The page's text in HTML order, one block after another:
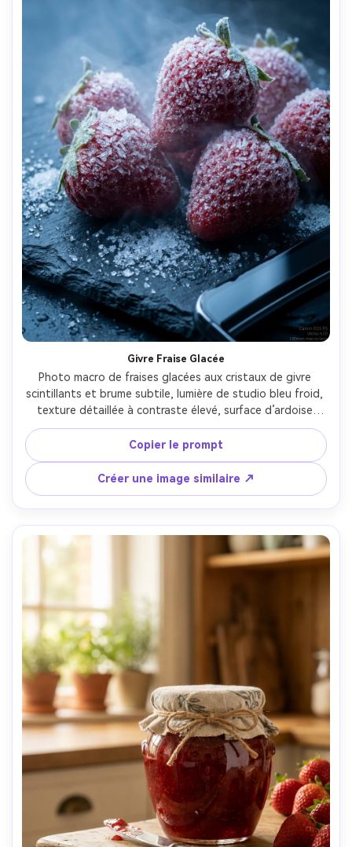
Givre Fraise Glacée
Photo macro de fraises glacées aux cristaux de givre
scintillants et brume subtile, lumière de studio bleu froid,
texture détaillée à contraste élevé, surface d’ardoise
foncée, prise avec Canon EOS R5 et macro 100mm, f/4,
granules glacés ultra-réalistes, look premium publicité
surgelé --ar 4:5
Copier le prompt
Créer une image similaire ↗